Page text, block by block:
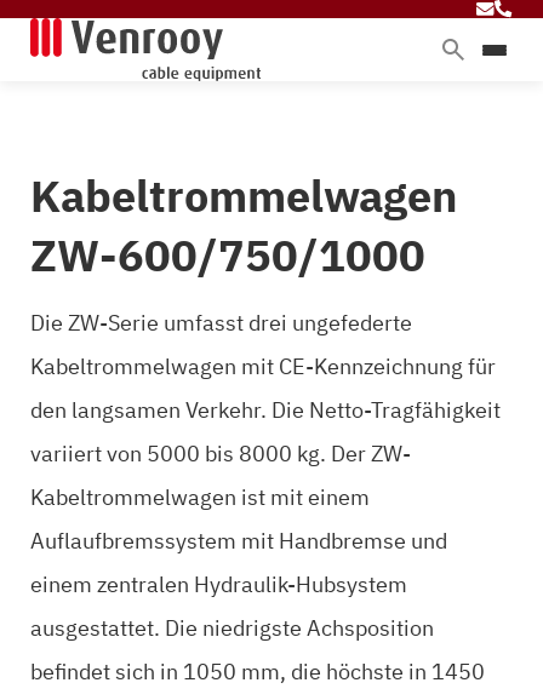
Branchen
Blog
Kabeltrommelwagen
ZW-600/750/1000
Die ZW-Serie umfasst drei ungefederte
Kabeltrommelwagen mit CE-Kennzeichnung für
den langsamen Verkehr. Die Netto-Tragfähigkeit
variiert von 5000 bis 8000 kg. Der ZW-
Kabeltrommelwagen ist mit einem
Auflaufbremssystem mit Handbremse und
einem zentralen Hydraulik-Hubsystem
ausgestattet. Die niedrigste Achsposition
befindet sich in 1050 mm, die höchste in 1450